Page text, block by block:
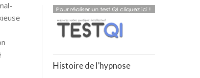
Histoire de l’hypnose